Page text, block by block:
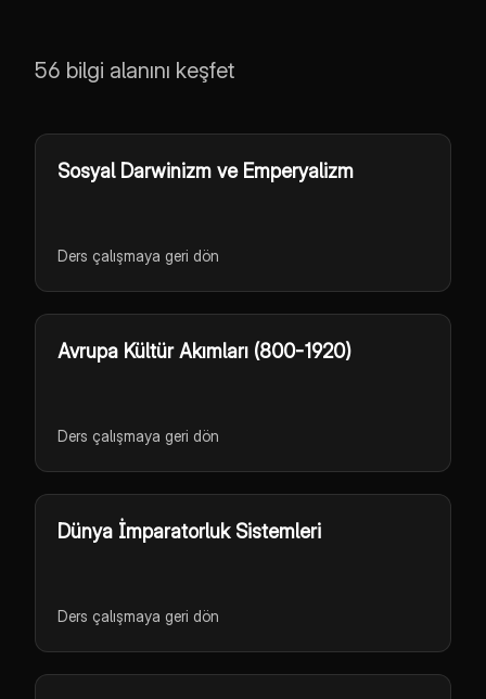
56 bilgi alanını keşfet
Sosyal Darwinizm ve Emperyalizm
Ders çalışmaya geri dön
Avrupa Kültür Akımları (800-1920)
Ders çalışmaya geri dön
Dünya İmparatorluk Sistemleri
Ders çalışmaya geri dön